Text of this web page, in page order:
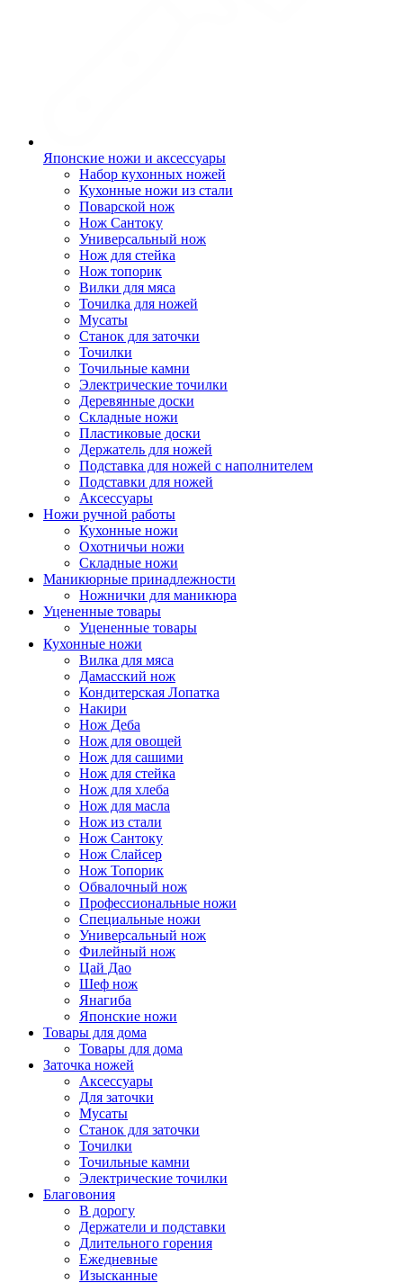
Японские ножи и аксессуары
Набор кухонных ножей
Кухонные ножи из стали
Поварской нож
Нож Сантоку
Универсальный нож
Нож для стейка
Нож топорик
Вилки для мяса
Точилка для ножей
Мусаты
Станок для заточки
Точилки
Точильные камни
Электрические точилки
Деревянные доски
Складные ножи
Пластиковые доски
Держатель для ножей
Подставка для ножей с наполнителем
Подставки для ножей
Аксессуары
Ножи ручной работы
Кухонные ножи
Охотничьи ножи
Складные ножи
Маникюрные принадлежности
Ножнички для маникюра
Уцененные товары
Уцененные товары
Кухонные ножи
Вилка для мяса
Дамасский нож
Кондитерская Лопатка
Накири
Нож Деба
Нож для овощей
Нож для сашими
Нож для стейка
Нож для хлеба
Нож для масла
Нож из стали
Нож Сантоку
Нож Слайсер
Нож Топорик
Обвалочный нож
Профессиональные ножи
Специальные ножи
Универсальный нож
Филейный нож
Цай Дао
Шеф нож
Янагиба
Японские ножи
Товары для дома
Товары для дома
Заточка ножей
Аксессуары
Для заточки
Мусаты
Станок для заточки
Точилки
Точильные камни
Электрические точилки
Благовония
В дорогу
Держатели и подставки
Длительного горения
Ежедневные
Изысканные